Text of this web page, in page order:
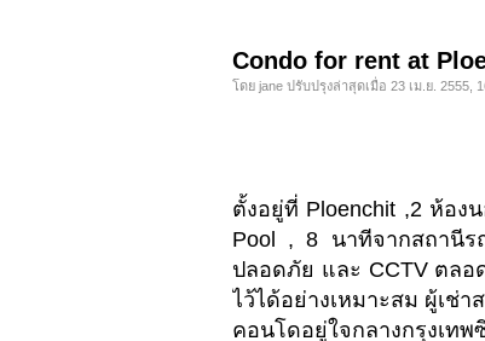
Condo for rent at
โดย jane ปรับปรุงล่าสุดเมื่อ 23 เม.ย. 2555,
ตั้งอยู่ที่ Ploenchit ,2 ห้อง
Pool , 8 นาทีจากสถานีร
ปลอดภัย และ CCTV ตลอ
ไว้ได้อย่างเหมาะสม ผู้เช่
คอนโดอยู่ใจกลางกรุงเท